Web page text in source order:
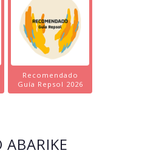
Recomendado
Guía Repsol 2026
ABARIKE